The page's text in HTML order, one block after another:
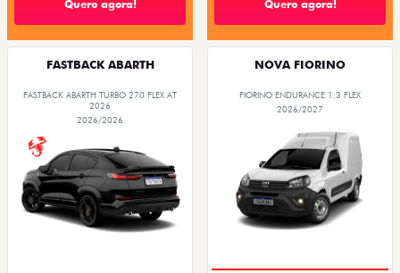
Quero agora! Quero agora!
FASTBACK ABARTH
FASTBACK ABARTH TURBO 270 FLEX AT
2026
2026/2026
NOVA FIORINO
FIORINO ENDURANCE 1.3 FLEX
2026/2027